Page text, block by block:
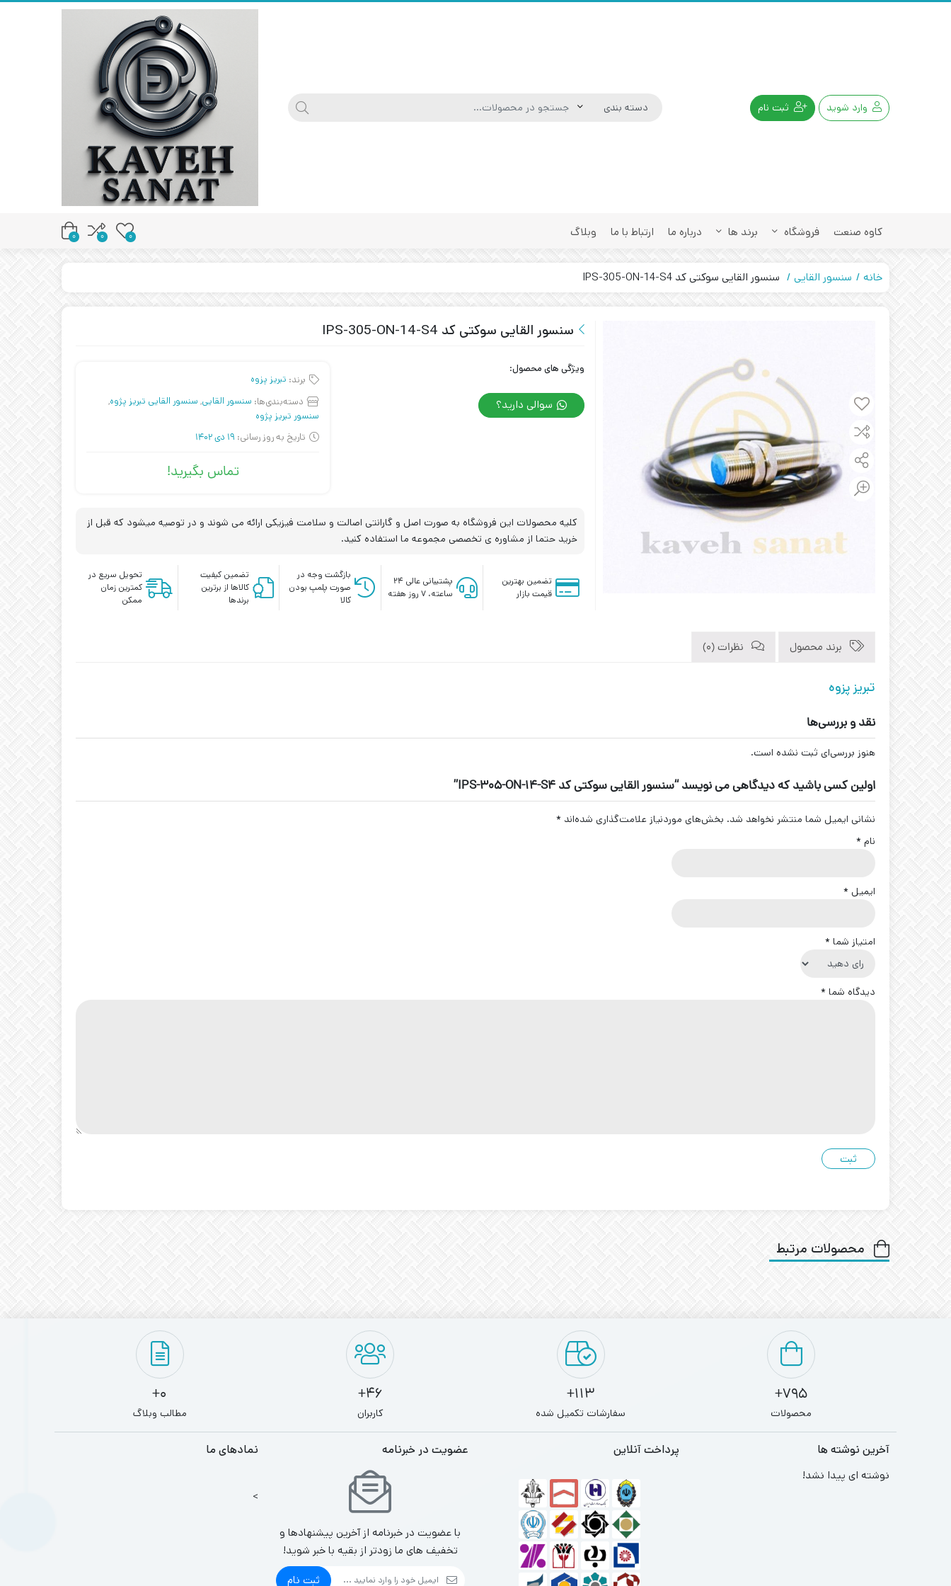
وارد شوید ثبت نام
کاوه صنعت فروشگاه برند ها درباره ما ارتباط با ما وبلاگ 0
0
0
خانه سنسور القایی سنسور القایی سوکتی کد IPS-305-ON-14-S4
سنسور القایی سوکتی کد IPS-305-ON-14-S4
ویژگی های محصول:
سوالی دارید؟
برند: تبریز پزوه
دسته‌بندی‌ها: سنسور القایی, سنسور القایی تبریز پژوه,
سنسور تبریز پژوه
تاریخ به روز رسانی: 19 دی 1402
تماس بگیرید!
کلیه محصولات این فروشگاه به صورت اصل و گارانتی اصالت و سلامت فیزیکی ارائه می شوند و در توصیه میشود که قبل از
خرید حتما از مشاوره ی تخصصی مجموعه ما استفاده کنید.
تضمین بهترین
قیمت بازار
پشتیبانی عالی ۲۴
ساعته، ۷ روز هفته
بازگشت وجه در
صورت پلمپ بودن
کالا
تضمین کیفیت
کالاها از برترین
برندها
تحویل سریع در
کمترین زمان
ممکن
برند محصول نظرات (0)
تبریز پزوه
نقد و بررسی‌ها
هنوز بررسی‌ای ثبت نشده است.
اولین کسی باشید که دیدگاهی می نویسد “سنسور القایی سوکتی کد IPS-305-ON-14-S4”
نشانی ایمیل شما منتشر نخواهد شد. بخش‌های موردنیاز علامت‌گذاری شده‌اند *
نام *
ایمیل *
امتیاز شما *
دیدگاه شما *
محصولات مرتبط
795+
محصولات
113+
سفارشات تکمیل شده
46+
کاربران
0+
مطالب وبلاگ
آخرین نوشته ها
نوشته ای پیدا نشد!
پرداخت آنلاین عضویت در خبرنامه
با عضویت در خبرنامه از آخرین پیشنهادها و
تخفیف های ما زودتر از بقیه با خبر شوید!
ثبت نام
نمادهای ما
>